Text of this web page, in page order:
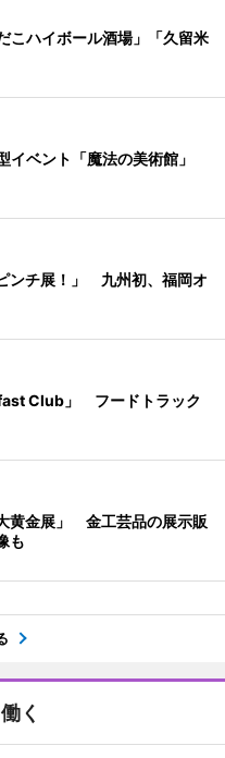
こハイボール酒場」「久留米
イベント「魔法の美術館」
ンチ展！」 九州初、福岡オ
Club」 フードトラック
黄金展」 金工芸品の展示販
も
く